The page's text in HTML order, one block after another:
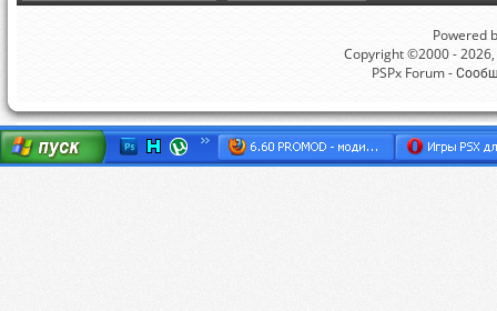
Powered
Copyright ©2000 -
PSPx Forum -